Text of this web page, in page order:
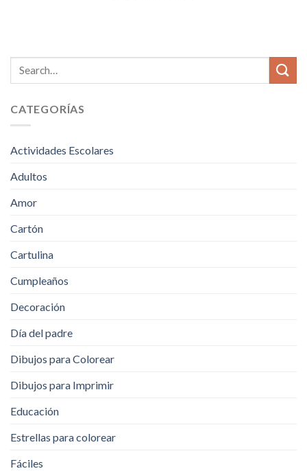
CATEGORÍAS
Actividades Escolares
Adultos
Amor
Cartón
Cartulina
Cumpleaños
Decoración
Día del padre
Dibujos para Colorear
Dibujos para Imprimir
Educación
Estrellas para colorear
Fáciles